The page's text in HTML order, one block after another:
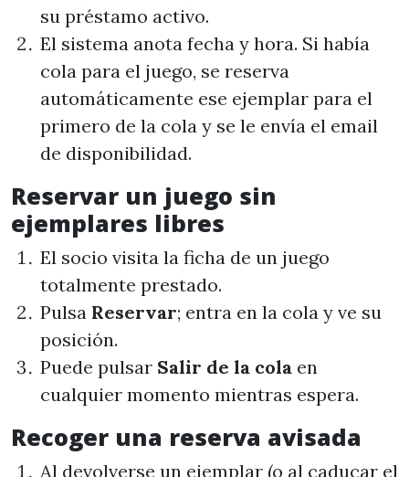
su préstamo activo.
El sistema anota fecha y hora. Si había
cola para el juego, se reserva
automáticamente ese ejemplar para el
primero de la cola y se le envía el email
de disponibilidad.
Reservar un juego sin
ejemplares libres
El socio visita la ficha de un juego
totalmente prestado.
Pulsa Reservar; entra en la cola y ve su
posición.
Puede pulsar Salir de la cola en
cualquier momento mientras espera.
Recoger una reserva avisada
Al devolverse un ejemplar (o al caducar el